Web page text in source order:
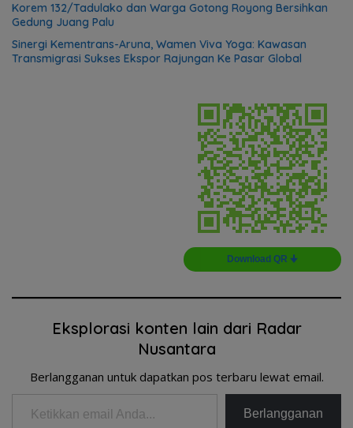
Korem 132/Tadulako dan Warga Gotong Royong Bersihkan
Gedung Juang Palu
Sinergi Kementrans-Aruna, Wamen Viva Yoga: Kawasan
Transmigrasi Sukses Ekspor Rajungan Ke Pasar Global
Download QR 🠋
Eksplorasi konten lain dari Radar
Nusantara
Berlangganan untuk dapatkan pos terbaru lewat email.
Ketikkan email Anda...
Berlangganan